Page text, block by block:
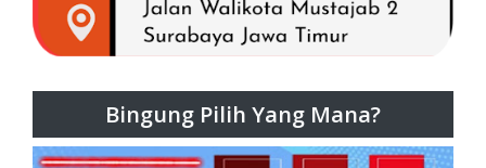
Bingung Pilih Yang Mana?